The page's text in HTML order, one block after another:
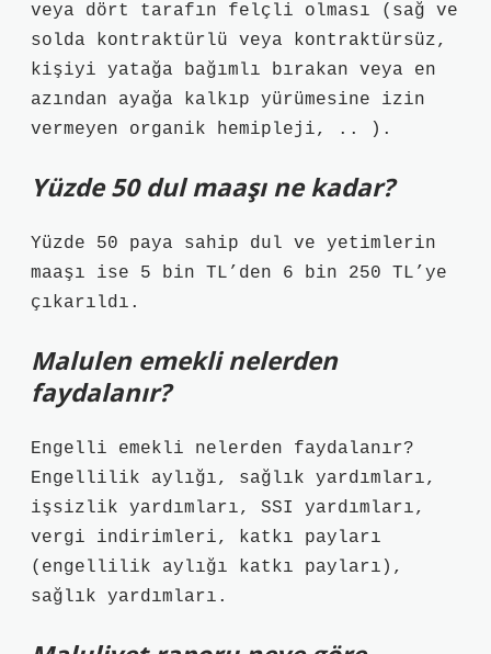
veya dört tarafın felçli olması (sağ ve
solda kontraktürlü veya kontraktürsüz,
kişiyi yatağa bağımlı bırakan veya en
azından ayağa kalkıp yürümesine izin
vermeyen organik hemipleji, .. ).
Yüzde 50 dul maaşı ne kadar?
Yüzde 50 paya sahip dul ve yetimlerin
maaşı ise 5 bin TL’den 6 bin 250 TL’ye
çıkarıldı.
Malulen emekli nelerden
faydalanır?
Engelli emekli nelerden faydalanır?
Engellilik aylığı, sağlık yardımları,
işsizlik yardımları, SSI yardımları,
vergi indirimleri, katkı payları
(engellilik aylığı katkı payları),
sağlık yardımları.